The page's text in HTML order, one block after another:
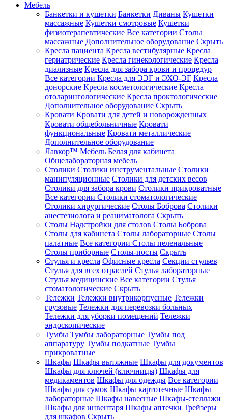
Мебель
Банкетки и кушетки Банкетки Диваны Кушетки
массажные Кушетки смотровые Кушетки
физиотерапевтические Все категории Столы
массажные Дополнительное оборудование Скрыть
Кресла пациента Кресла вестибулярные Кресла
гериатрические Кресла гинекологические Кресла
диализные Кресла для забора крови и процедур
Все категории Кресла для ЭЭГ и ЭХО-ЭГ Кресла
донорские Кресла косметологические Кресла
отоларингологические Кресла проктологические
Дополнительное оборудование Скрыть
Кровати Кровати для детей и новорожденных
Кровати общебольничные Кровати
функциональные Кровати металлические
Дополнительное оборудование
Лавкор™ Мебель Белая для кабинета
Общелабораторная мебель
Столики Столики инструментальные Столики
манипуляционные Столики для детских весов
Столики для забора крови Столики прикроватные
Все категории Столики стоматологические
Столики хирургические Столы Боброва Столики
анестезиолога и реаниматолога Скрыть
Столы Надстройки для столов Столы Боброва
Столы для кабинета Столы лабораторные Столы
палатные Все категории Столы пеленальные
Столы приборные Столы-посты Скрыть
Стулья и кресла Офисные кресла Секции стульев
Стулья для всех отраслей Стулья лабораторные
Стулья медицинские Все категории Стулья
стоматологические Скрыть
Тележки Тележки внутрикорпусные Тележки
грузовые Тележки для перевозки больных
Тележки для уборки помещений Тележки
эндоскопические
Тумбы Тумбы лабораторные Тумбы под
аппаратуру Тумбы подкатные Тумбы
прикроватные
Шкафы Шкафы вытяжные Шкафы для документов
Шкафы для ключей (ключницы) Шкафы для
медикаментов Шкафы для одежды Все категории
Шкафы для сумок Шкафы картотечные Шкафы
лабораторные Шкафы навесные Шкафы-стеллажи
Шкафы для инвентаря Шкафы аптечки Трейзеры
для шкафов Скрыть